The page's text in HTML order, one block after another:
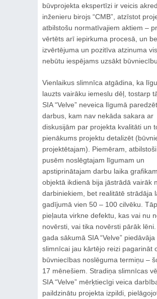
būvprojekta ekspertīzi ir veicis
inženieru birojs “CMB”, atzīstot
atbilstošu normatīvajiem aktiem –
vērtēts arī iepirkuma procesā, un
izvērtējuma un pozitīva atzinuma
nebūtu iespējams uzsākt būvniecību.
Vienlaikus slimnīca atgādina, ka
lauzts vairāku iemeslu dēļ, tostarp
SIA “Velve” neveica līgumā
darbus, kam nav nekāda sakara ar
diskusijām par projekta kvalitāti un
pienākums projektu detalizēt
projektētajam). Piemēram,
pusēm noslēgtajam līgumam un
apstiprinātajam darbu laika grafikam,
objektā ikdienā bija jāstrādā vairāk
darbiniekiem, bet realitātē strādāja
gadījumā vien 50 – 100 cilvēku.
pieļauta virkne defektu, kas vai nu
novērsti, vai tika novērsti pārāk lēni.
gada sākumā SIA “Velve”
slimnīcai jau kārtējo reizi pagarināt
būvniecības noslēguma termiņu –
17 mēnešiem. Stradiņa slimnīcas
SIA “Velve” mērķtiecīgi veica
paildzinātu projekta izpildi,